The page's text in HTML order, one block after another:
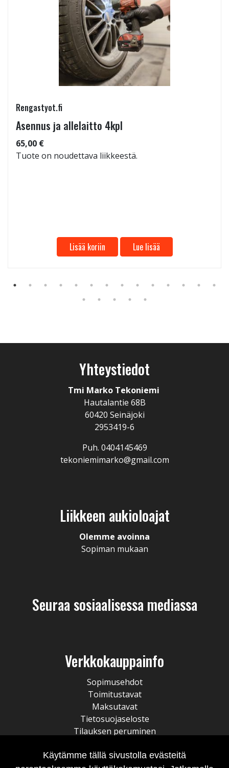
Rengastyot.fi
Asennus ja allelaitto 4kpl
65,00 €
Tuote on noudettava liikkeestä.
Lisää koriin Lue lisää
Yhteystiedot
Tmi Marko Tekoniemi
Hautalantie 68B
60420 Seinäjoki
2953419-6
Puh. 0404145469
tekoniemimarko@gmail.com
Liikkeen aukioloajat
Olemme avoinna
Sopiman mukaan
Seuraa sosiaalisessa mediassa
Verkkokauppainfo
Sopimusehdot
Toimitustavat
Maksutavat
Tietosuojaseloste
Tilauksen peruminen
Käytämme tällä sivustolla evästeitä